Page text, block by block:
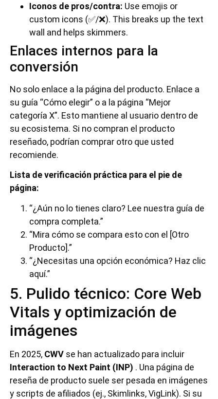
Iconos de pros/contra: Use emojis or
custom icons (✅/❌). This breaks up the text
wall and helps skimmers.
Enlaces internos para la
conversión
No solo enlace a la página del producto. Enlace a
su guía “Cómo elegir” o a la página “Mejor
categoría X”. Esto mantiene al usuario dentro de
su ecosistema. Si no compran el producto
reseñado, podrían comprar otro que usted
recomiende.
Lista de verificación práctica para el pie de
página:
“¿Aún no lo tienes claro? Lee nuestra guía de
compra completa.”
“Mira cómo se compara esto con el [Otro
Producto].”
“¿Necesitas una opción económica? Haz clic
aquí.”
5. Pulido técnico: Core Web
Vitals y optimización de
imágenes
En 2025, CWV se han actualizado para incluir
Interaction to Next Paint (INP) . Una página de
reseña de producto suele ser pesada en imágenes
y scripts de afiliados (ej., Skimlinks, VigLink). Si su